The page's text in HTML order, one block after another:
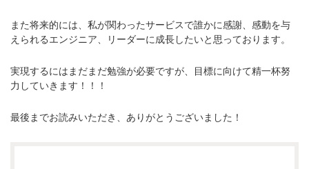
また将来的には、私が関わったサービスで誰かに感謝、感動を与
えられるエンジニア、リーダーに成長したいと思っております。
実現するにはまだまだ勉強が必要ですが、目標に向けて精一杯努
力していきます！！！
最後までお読みいただき、ありがとうございました！